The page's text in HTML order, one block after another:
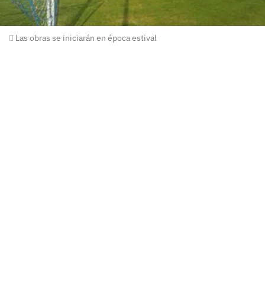
Las obras se iniciarán en época estival